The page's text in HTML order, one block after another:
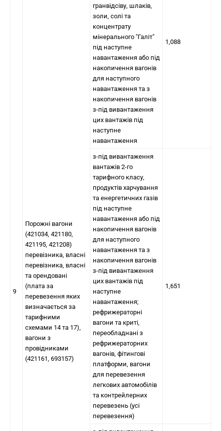
9
Порожні вагони
(421034, 421180,
421195, 421208)
перевізника, власні
перевізника, власні
та орендовані
(плата за
перевезення яких
визначається за
тарифними
схемами 14 та 17),
вагони з
провідниками
(421161, 693157)
гранвідсіву, шлаків,
золи, солі та
концентрату
мінерального "Галіт"
під наступне
навантаження або під
накопичення вагонів
для наступного
навантаження та з
накопичення вагонів
з-під вивантаження
цих вантажів під
наступне
навантаження
1,088
з-під вивантаження
вантажів 2-го
тарифного класу,
продуктів харчування
та енергетичних газів
під наступне
навантаження або під
накопичення вагонів
для наступного
навантаження та з
накопичення вагонів
з-під вивантаження
цих вантажів під
наступне
навантаження;
рефрижераторні
вагони та криті,
переобладнані з
рефрижераторних
вагонів, фітингові
платформи, вагони
для перевезення
легкових автомобілів
та контрейлерних
перевезень (усі
перевезення)
1,651